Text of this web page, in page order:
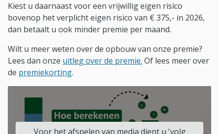
Kiest u daarnaast voor een vrijwillig eigen risico
bovenop het verplicht eigen risico van € 375,- in 2026,
dan betaalt u ook minder premie per maand.
Wilt u meer weten over de opbouw van onze premie?
Lees dan onze uitleg over de premie. Of lees meer over
de premiekorting.
Voor het afspelen van media dient u 'volg